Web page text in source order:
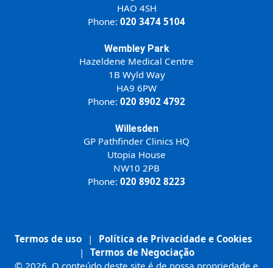
HAO 4SH
Phone: 020 3474 5104
Wembley Park
Hazeldene Medical Centre
1B Wyld Way
HA9 6PW
Phone: 020 8902 4792
Willesden
GP Pathfinder Clinics HQ
Utopia House
NW10 2PB
Phone: 020 8902 8223
Termos de uso |
Política de Privacidade e Cookies
|
Termos de Negociação